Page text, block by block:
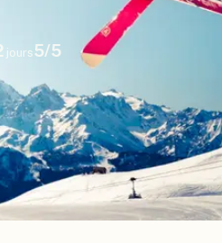
jours 5/5